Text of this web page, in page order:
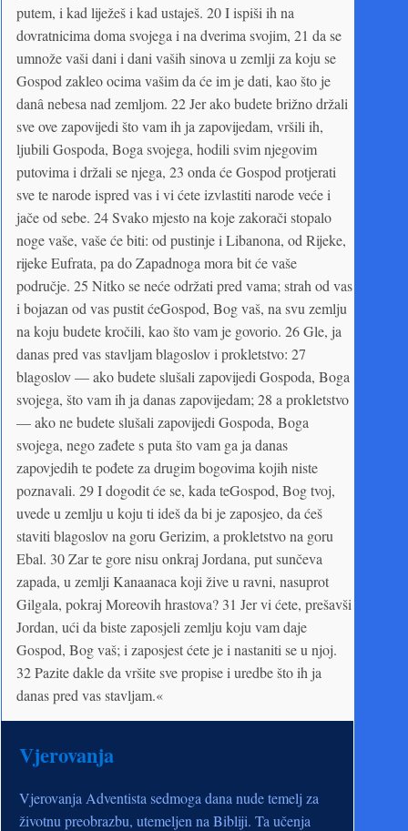
putem, i kad liježeš i kad ustaješ. 20 I ispiši ih na
dovratnicima doma svojega i na dverima svojim, 21 da se
umnože vaši dani i dani vaših sinova u zemlji za koju se
Gospod zakleo ocima vašim da će im je dati, kao što je
danâ nebesa nad zemljom. 22 Jer ako budete brižno držali
sve ove zapovijedi što vam ih ja zapovijedam, vršili ih,
ljubili Gospoda, Boga svojega, hodili svim njegovim
putovima i držali se njega, 23 onda će Gospod protjerati
sve te narode ispred vas i vi ćete izvlastiti narode veće i
jače od sebe. 24 Svako mjesto na koje zakorači stopalo
noge vaše, vaše će biti: od pustinje i Libanona, od Rijeke,
rijeke Eufrata, pa do Zapadnoga mora bit će vaše
područje. 25 Nitko se neće održati pred vama; strah od vas
i bojazan od vas pustit ćeGospod, Bog vaš, na svu zemlju
na koju budete kročili, kao što vam je govorio. 26 Gle, ja
danas pred vas stavljam blagoslov i prokletstvo: 27
blagoslov — ako budete slušali zapovijedi Gospoda, Boga
svojega, što vam ih ja danas zapovijedam; 28 a prokletstvo
— ako ne budete slušali zapovijedi Gospoda, Boga
svojega, nego zađete s puta što vam ga ja danas
zapovjedih te pođete za drugim bogovima kojih niste
poznavali. 29 I dogodit će se, kada teGospod, Bog tvoj,
uvede u zemlju u koju ti ideš da bi je zaposjeo, da ćeš
staviti blagoslov na goru Gerizim, a prokletstvo na goru
Ebal. 30 Zar te gore nisu onkraj Jordana, put sunčeva
zapada, u zemlji Kanaanaca koji žive u ravni, nasuprot
Gilgala, pokraj Moreovih hrastova? 31 Jer vi ćete, prešavši
Jordan, ući da biste zaposjeli zemlju koju vam daje
Gospod, Bog vaš; i zaposjest ćete je i nastaniti se u njoj.
32 Pazite dakle da vršite sve propise i uredbe što ih ja
danas pred vas stavljam.«
Vjerovanja
Vjerovanja Adventista sedmoga dana nude temelj za
životnu preobrazbu, utemeljen na Bibliji. Ta učenja